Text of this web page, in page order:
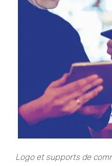
Logo et supports de